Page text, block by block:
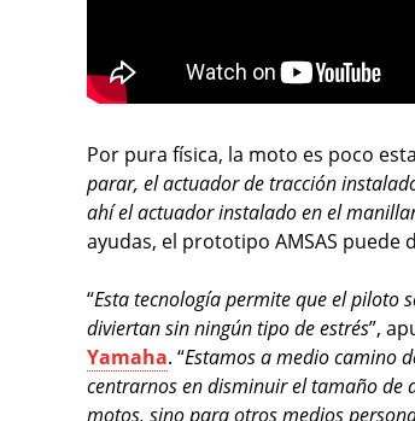
Por pura física, la moto es poco
parar, el actuador de tracción
ahí el actuador instalado en el
ayudas, el prototipo AMSAS puede
“Esta tecnología permite que el piloto
diviertan sin ningún tipo de estrés”,
Yamaha. “Estamos a medio camino
centrarnos en disminuir el tamaño de
motos, sino para otros medios